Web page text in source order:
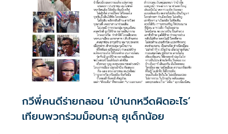
กวีพี่คนดีร่ายกลอน ’เป่านกหวีดผิดอะไร‘
เทียบพวกร่วมม็อบทะลุ ยุเด็กน้อย